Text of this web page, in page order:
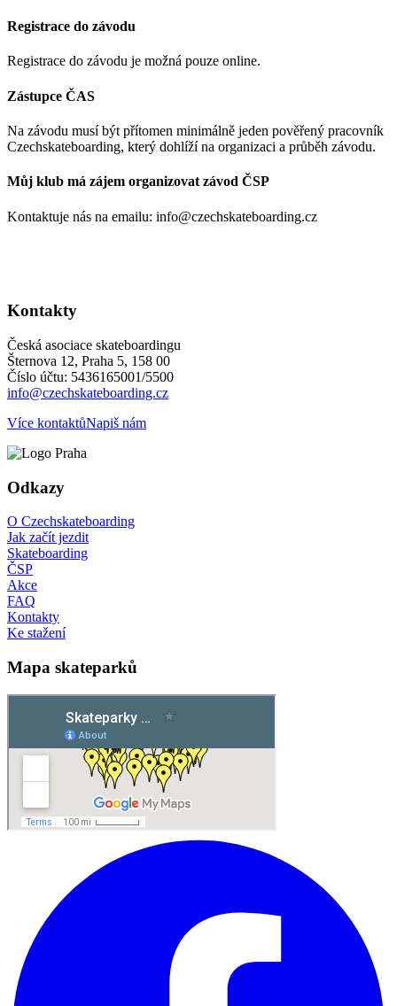
Registrace do závodu
Registrace do závodu je možná pouze online.
Zástupce ČAS
Na závodu musí být přítomen minimálně jeden pověřený pracovník
Czechskateboarding, který dohlíží na organizaci a průběh závodu.
Můj klub má zájem organizovat závod ČSP
Kontaktuje nás na emailu: info@czechskateboarding.cz
Kontakty
Česká asociace skateboardingu
Šternova 12, Praha 5, 158 00
Číslo účtu: 5436165001/5500
info@czechskateboarding.cz
Více kontaktůNapiš nám
Odkazy
O Czechskateboarding
Jak začít jezdit
Skateboarding
ČSP
Akce
FAQ
Kontakty
Ke stažení
Mapa skateparků